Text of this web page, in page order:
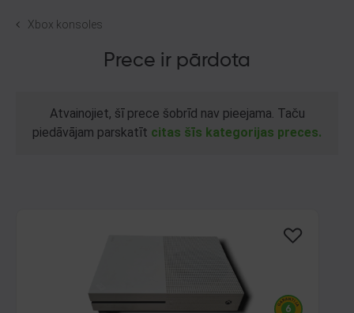
Xbox konsoles
Prece ir pārdota
Atvainojiet, šī prece šobrīd nav pieejama. Taču
piedāvājam parskatīt citas šīs kategorijas preces.